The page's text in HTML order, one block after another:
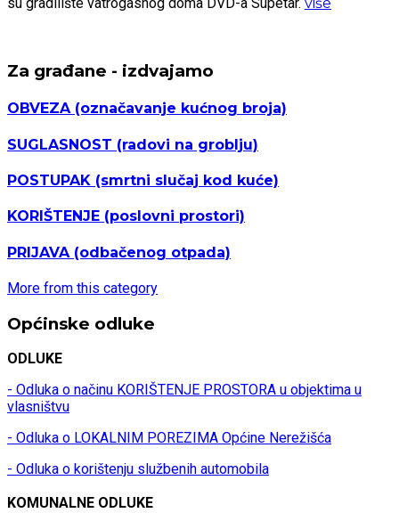
su gradilište vatrogasnog doma DVD-a Supetar. više
Za građane - izdvajamo
OBVEZA(označavanje kućnog broja)
SUGLASNOST (radovi na groblju)
POSTUPAK (smrtni slučaj kod kuće)
KORIŠTENJE (poslovni prostori)
PRIJAVA (odbačenog otpada)
More from this category
Općinske odluke
ODLUKE
- Odluka o načinu KORIŠTENJE PROSTORA u objektima u
vlasništvu
- Odluka o LOKALNIM POREZIMA Općine Nerežišća
- Odluka o korištenju službenih automobila
KOMUNALNE ODLUKE